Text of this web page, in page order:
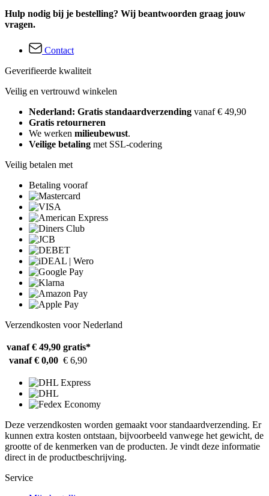
Hulp nodig bij je bestelling? Wij beantwoorden graag jouw
vragen.
Contact
Geverifieerde kwaliteit
Veilig en vertrouwd winkelen
Nederland: Gratis standaardverzending vanaf € 49,90
Gratis retourneren
We werken milieubewust.
Veilige betaling met SSL-codering
Veilig betalen met
Betaling vooraf
Verzendkosten voor Nederland
vanaf € 49,90 gratis*
vanaf € 0,00 € 6,90
Deze verzendkosten worden gemaakt voor standaardverzending. Er
kunnen extra kosten ontstaan, bijvoorbeeld vanwege het gewicht, de
grootte of de kenmerken van de producten. Je vindt deze informatie
direct in de productbeschrijving.
Service